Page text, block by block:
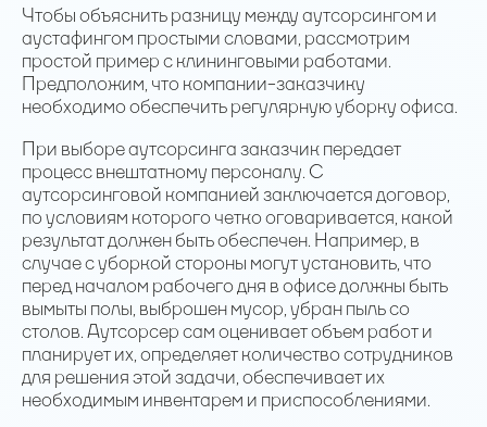
Чтобы объяснить разницу между аутсорсингом и
аустафингом простыми словами, рассмотрим
простой пример с клининговыми работами.
Предположим, что компании-заказчику
необходимо обеспечить регулярную уборку офиса.
При выборе аутсорсинга заказчик передает
процесс внештатному персоналу. С
аутсорсинговой компанией заключается договор,
по условиям которого четко оговаривается, какой
результат должен быть обеспечен. Например, в
случае с уборкой стороны могут установить, что
перед началом рабочего дня в офисе должны быть
вымыты полы, выброшен мусор, убран пыль со
столов. Аутсорсер сам оценивает объем работ и
планирует их, определяет количество сотрудников
для решения этой задачи, обеспечивает их
необходимым инвентарем и приспособлениями.